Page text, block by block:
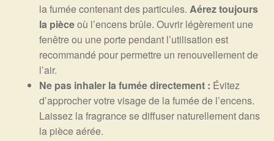
la fumée contenant des particules. Aérez toujours
la pièceoù l’encens brûle. Ouvrir légèrement une
fenêtre ou une porte pendant l’utilisation est
recommandé pour permettre un renouvellement de
l’air.
Ne pas inhaler la fumée directement : Évitez
d’approcher votre visage de la fumée de l’encens.
Laissez la fragrance se diffuser naturellement dans
la pièce aérée.